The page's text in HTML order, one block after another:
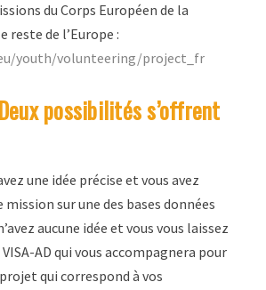
du Corps Européen de la
reste de l’Europe :
youth/volunteering/project_fr
possibilités s’offrent
une idée précise et vous avez
mission sur une des bases données
aucune idée et vous vous laissez
AD qui vous accompagnera pour
qui correspond à vos